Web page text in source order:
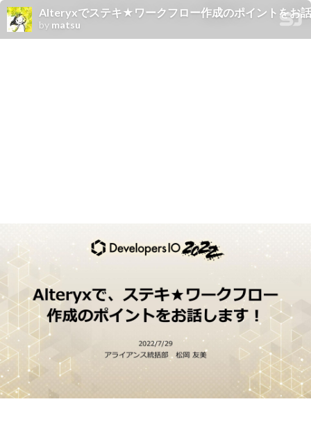
Alteryxでステキ★ワークフロー作成のポイントをお
by matsu